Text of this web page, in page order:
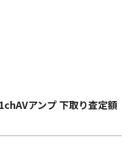
アンプ 下取り査定額